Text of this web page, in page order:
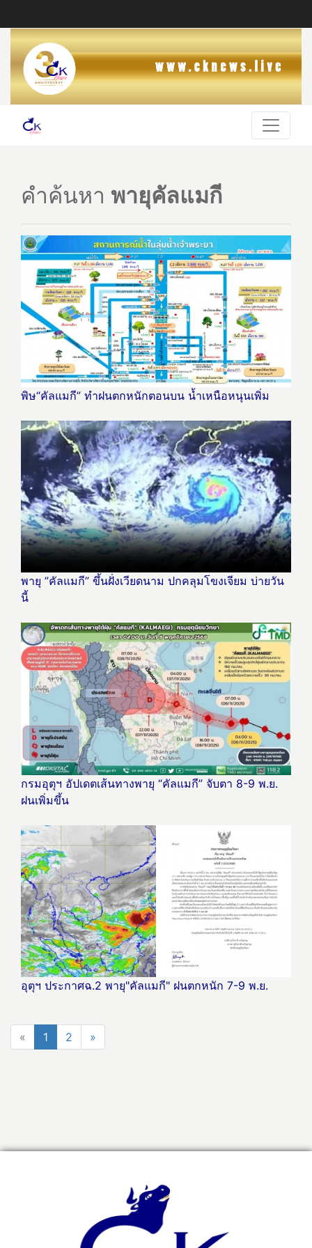
คำค้นหา พายุคัลแมกี
พิษ“คัลแมกี” ทำฝนตกหนักตอนบน น้ำเหนือหนุนเพิ่ม
พายุ ”คัลแมกี” ขึ้นฝั่งเวียดนาม ปกคลุมโขงเจียม บ่ายวัน
นี้
กรมอุตุฯ อัปเดตเส้นทางพายุ “คัลแมกี” จับตา 8-9 พ.ย.
ฝนเพิ่มขึ้น
อุตุฯ ประกาศฉ.2 พายุ"คัลแมกี" ฝนตกหนัก 7-9 พ.ย.
« 1 2 »